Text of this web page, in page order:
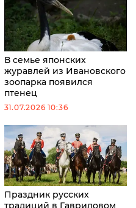
В семье японских
журавлей из Ивановского
зоопарка появился
птенец
31.07.2026 10:36
Праздник русских
традиций в Гавриловом